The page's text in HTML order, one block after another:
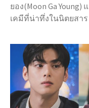
ยอง(Moon Ga Young)
เคมีที่น่าทึ่งในนิตยสา